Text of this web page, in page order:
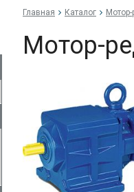
Главная Каталог
Мотор-